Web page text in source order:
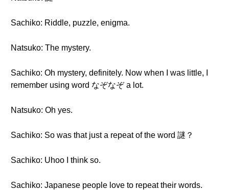
Sachiko: Riddle, puzzle, enigma.
Natsuko: The mystery.
Sachiko: Oh mystery, definitely. Now when I was little, I
remember using word なぞなぞ a lot.
Natsuko: Oh yes.
Sachiko: So was that just a repeat of the word 謎？
Sachiko: Uhoo I think so.
Sachiko: Japanese people love to repeat their words.